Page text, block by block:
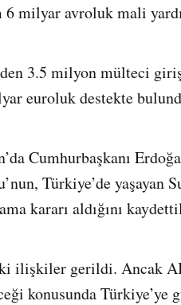
6 milyar avroluk mali
3.5 milyon mülteci
euroluk destekte
Cumhurbaşkanı
Türkiye’de
kararı aldığını
ilişkiler gerildi. Ancak
konusunda Türkiye’ye